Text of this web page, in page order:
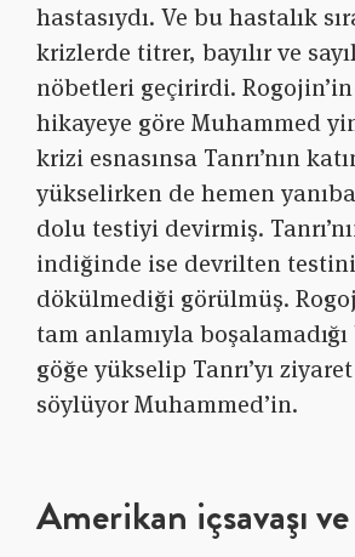
hastasıydı. Ve bu hastalık
krizlerde titrer, bayılır ve
nöbetleri geçirirdi. Rogojin’in
hikayeye göre Muhammed
krizi esnasınsa Tanrı’nın
yükselirken de hemen
dolu testiyi devirmiş.
indiğinde ise devrilten
dökülmediği görülmüş.
tam anlamıyla
göğe yükselip Tanrı’yı
söylüyor Muhammed’in.
Amerikan içsavaşı